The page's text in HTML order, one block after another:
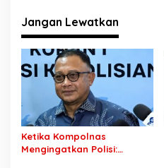
a
s
i
o
s
Jangan Lewatkan
Ketika Kompolnas
Mengingatkan Polisi: